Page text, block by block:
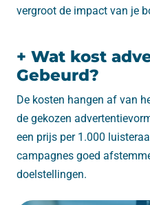
vergroot de impact van je
+ Wat kost
Gebeurd?
De kosten hangen af van
de gekozen
een prijs per 1.000
campagnes goed
doelstellingen.